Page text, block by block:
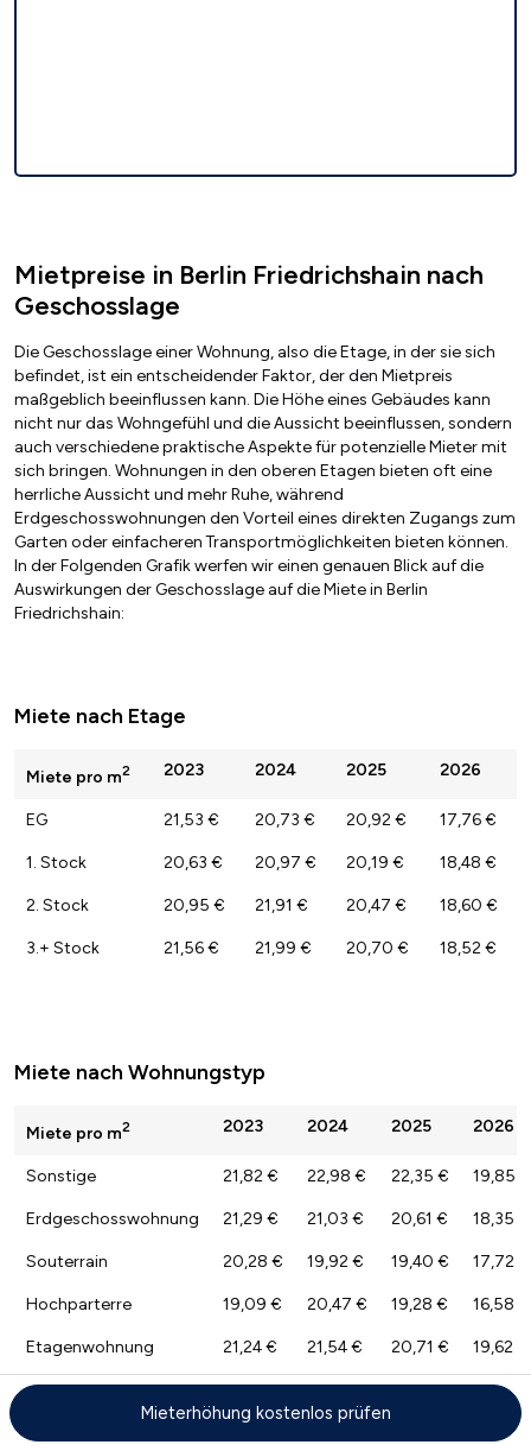
Mietpreise in Berlin Friedrichshain nach
Geschosslage
Die Geschosslage einer Wohnung, also die Etage, in der sie sich
befindet, ist ein entscheidender Faktor, der den Mietpreis
maßgeblich beeinflussen kann. Die Höhe eines Gebäudes kann
nicht nur das Wohngefühl und die Aussicht beeinflussen, sondern
auch verschiedene praktische Aspekte für potenzielle Mieter mit
sich bringen. Wohnungen in den oberen Etagen bieten oft eine
herrliche Aussicht und mehr Ruhe, während
Erdgeschosswohnungen den Vorteil eines direkten Zugangs zum
Garten oder einfacheren Transportmöglichkeiten bieten können.
In der Folgenden Grafik werfen wir einen genauen Blick auf die
Auswirkungen der Geschosslage auf die Miete in Berlin
Friedrichshain:
Miete nach Etage
Miete pro m2 2023 2024 2025 2026
EG 21,53 € 20,73 € 20,92 € 17,76 €
1. Stock 20,63 € 20,97 € 20,19 € 18,48 €
2. Stock 20,95 € 21,91 € 20,47 € 18,60 €
3.+ Stock 21,56 € 21,99 € 20,70 € 18,52 €
Miete nach Wohnungstyp
Miete pro m2 2023 2024 2025 2026
Sonstige 21,82 € 22,98 € 22,35 € 19,85 €
Erdgeschosswohnung 21,29 € 21,03 € 20,61 € 18,35 €
Souterrain 20,28 € 19,92 € 19,40 € 17,72 €
Hochparterre 19,09 € 20,47 € 19,28 € 16,58 €
Etagenwohnung 21,24 € 21,54 € 20,71 € 19,62 €
Maisonette 20,49 € 20,68 € 19,76 € 18,15 €
18,91 €
Mieterhöhung kostenlos prüfen